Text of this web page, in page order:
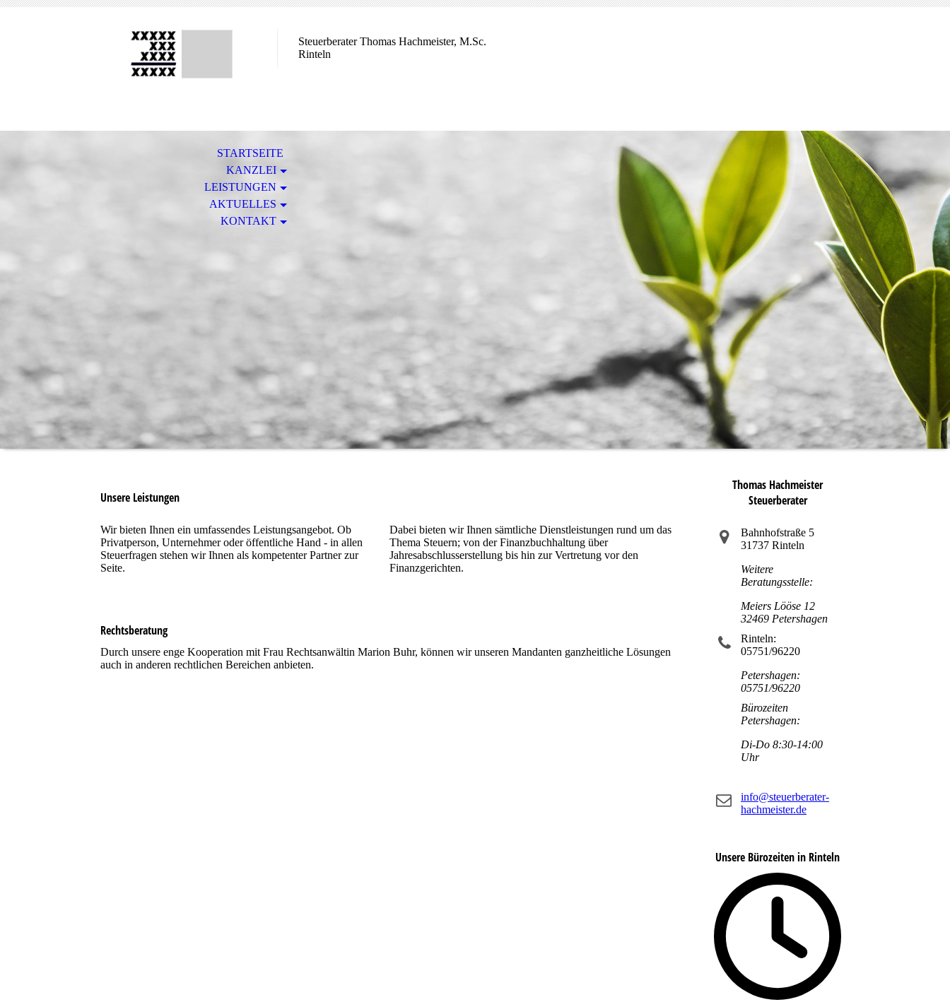
Steuerberater Thomas Hachmeister, M.Sc.
Rinteln
STARTSEITE
KANZLEI
LEISTUNGEN
AKTUELLES
KONTAKT
Unsere Leistungen
Wir bieten Ihnen ein umfassendes Leistungsangebot. Ob
Privatperson, Unternehmer oder öffentliche Hand - in allen
Steuerfragen stehen wir Ihnen als kompetenter Partner zur
Seite.
Dabei bieten wir Ihnen sämtliche Dienstleistungen rund um das
Thema Steuern; von der Finanzbuchhaltung über
Jahresabschlusserstellung bis hin zur Vertretung vor den
Finanzgerichten.
Rechtsberatung
Durch unsere enge Kooperation mit Frau Rechtsanwältin Marion Buhr, können wir unseren Mandanten ganzheitliche Lösungen
auch in anderen rechtlichen Bereichen anbieten.
Thomas Hachmeister
Steuerberater
Bahnhofstraße 5
31737 Rinteln
Weitere
Beratungsstelle:
Meiers Lööse 12
32469 Petershagen
Rinteln:
05751/96220
Petershagen:
05751/96220
Bürozeiten
Petershagen:
Di-Do 8:30-14:00
Uhr
info@steuerberater-
hachmeister.de
Unsere Bürozeiten in Rinteln